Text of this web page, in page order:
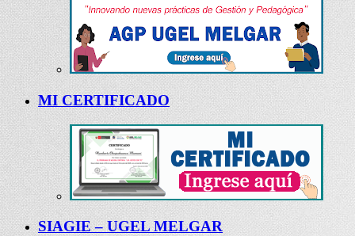
MI CERTIFICADO
SIAGIE – UGEL MELGAR